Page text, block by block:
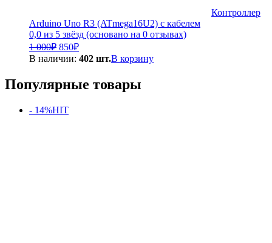
Контроллер
Arduino Uno R3 (ATmega16U2) с кабелем
0,0 из 5 звёзд (основано на 0 отзывах)
1 000₽ Первоначальная
цена
000₽.
850₽Текущая
цена:
В наличии: 402 шт.В корзину
Популярные товары
- 14%HIT